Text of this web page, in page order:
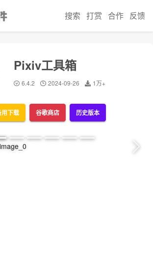
搜索 打赏 合作 反馈
Pixiv工具箱
6.4.2 2024-09-26 1万+
用下载 谷歌商店 历史版本